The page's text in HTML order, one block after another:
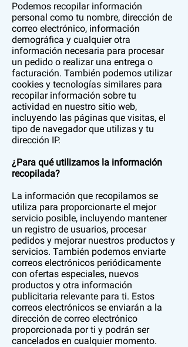
Podemos recopilar información
personal como tu nombre, dirección de
correo electrónico, información
demográfica y cualquier otra
información necesaria para procesar
un pedido o realizar una entrega o
facturación. También podemos utilizar
cookies y tecnologías similares para
recopilar información sobre tu
actividad en nuestro sitio web,
incluyendo las páginas que visitas, el
tipo de navegador que utilizas y tu
dirección IP.
¿Para qué utilizamos la información
recopilada?
La información que recopilamos se
utiliza para proporcionarte el mejor
servicio posible, incluyendo mantener
un registro de usuarios, procesar
pedidos y mejorar nuestros productos y
servicios. También podemos enviarte
correos electrónicos periódicamente
con ofertas especiales, nuevos
productos y otra información
publicitaria relevante para ti. Estos
correos electrónicos se enviarán a la
dirección de correo electrónico
proporcionada por ti y podrán ser
cancelados en cualquier momento.